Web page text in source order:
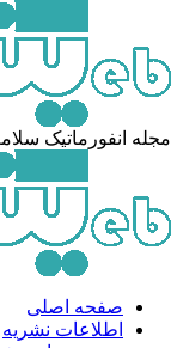
انفورماتیک
صفحه اصلی
اطلاعات نشریه